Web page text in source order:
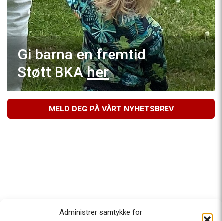
Administrer samtykke for
Gi barna en fremtid
Støtt BKAher
MELD DEG PÅ VÅRT NYHETSBREV